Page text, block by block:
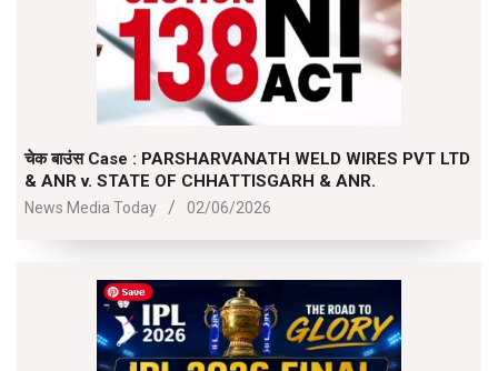
चेक बाउंस Case : PARSHARVANATH WELD WIRES PVT LTD
& ANR v. STATE OF CHHATTISGARH & ANR.
2026-
News Media Today 02/06/2026